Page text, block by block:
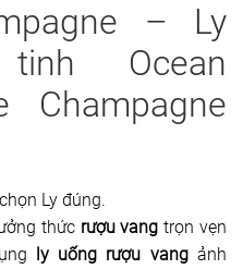
– Ly
Ocean
Champagne
Ly đúng.
thức rượu vang trọn vẹn
ly uống rượu vangảnh